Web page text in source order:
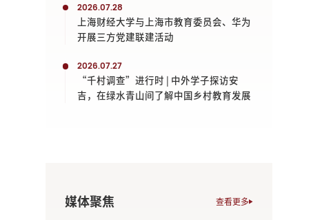
2026.07.28
上海财经大学与上海市教育委员会、华为
开展三方党建联建活动
2026.07.27
“千村调查”进行时 | 中外学子探访安
吉，在绿水青山间了解中国乡村教育发展
媒体聚焦 查看更多